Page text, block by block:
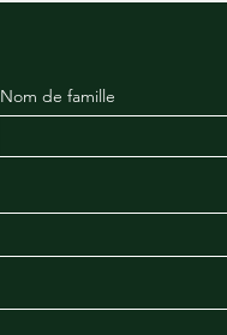
Nom de famille